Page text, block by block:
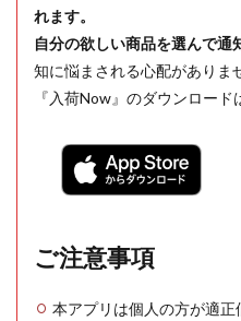
れます。
自分の欲しい商品を選んで通
知に悩まされる心配がありま
『入荷Now』のダウンロード
ご注意事項
本アプリは個人の方が適